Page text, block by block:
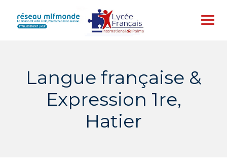
content
Langue française &
Expression 1re,
Hatier